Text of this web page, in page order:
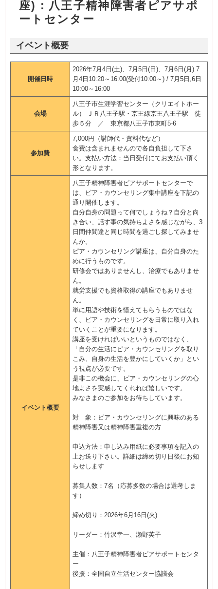
座)：八王子精神障害者ピアサポ
ートセンター
イベント概要
開催日時
2026年7月4日(土)、7月5日(日)、7月6日(月) 7
月4日10:20～16:00(受付10:00～) / 7月5日,6日
10:00～16:00
会場
八王子市生涯学習センター（クリエイトホー
ル） ＪＲ八王子駅・京王線京王八王子駅 徒
歩５分 ／ 東京都八王子市東町5-6
参加費
7,000円（講師代・資料代など）
食費は含まれませんので各自負担して下さ
い。支払い方法：当日受付にてお支払い頂く
形となります。
イベント概要
八王子精神障害者ピアサポートセンターで
は、ピア・カウンセリング集中講座を下記の
通り開催します。
自分自身の問題って何でしょうね？自分と向
き合い、話す事の気持ちよさを感じながら、3
日間仲間達と同じ時間を過ごし探してみませ
んか。
ピア・カウンセリング講座は、自分自身のた
めに行うものです。
研修会ではありませんし、治療でもありませ
ん。
就労支援でも資格取得の講座でもありませ
ん。
単に用語や技術を憶えてもらうものではな
く、ピア・カウンセリングを日常に取り入れ
ていくことが重要になります。
講座を受ければいいというものではなく、
「自分の生活にピア・カウンセリングを取り
こみ、自身の生活を豊かにしていくか」とい
う視点が必要です。
是非この機会に、ピア・カウンセリングの心
地よさを実感してくれれば嬉しいです。
みなさまのご参加をお待ちしています。
対 象：ピア・カウンセリングに興味のある
精神障害又は精神障害重複の方
申込方法：申し込み用紙に必要事項を記入の
上お送り下さい。詳細は締め切り日後にお知
らせします
募集人数：7名（応募多数の場合は選考しま
す）
締め切り：2026年6月16日(火)
リーダー：竹沢幸一、瀬野英子
主催：八王子精神障害者ピアサポートセンタ
ー
後援：全国自立生活センター協議会